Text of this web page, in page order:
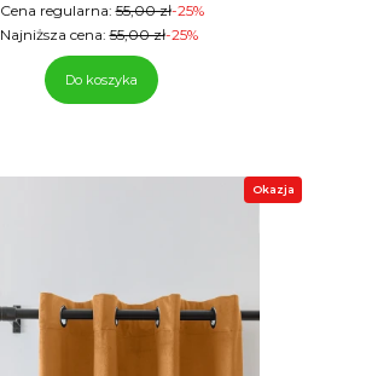
Cena regularna: 55,00 zł-25%
Najniższa cena: 55,00 zł-25%
Do koszyka
Okazja